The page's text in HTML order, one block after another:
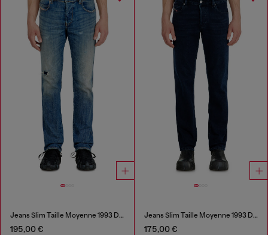
Jeans Slim Taille Moyenne 1993 D-Vyl
195,00 €
Jeans Slim Taille Moyenne 1993 D-Vyl
175,00 €